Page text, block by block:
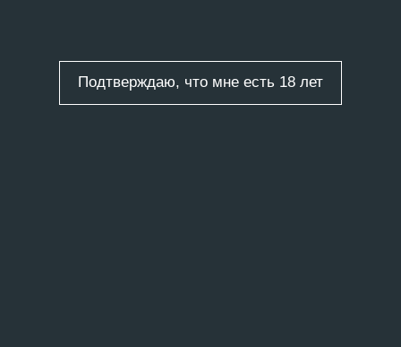
Подтверждаю, что мне есть 18 лет